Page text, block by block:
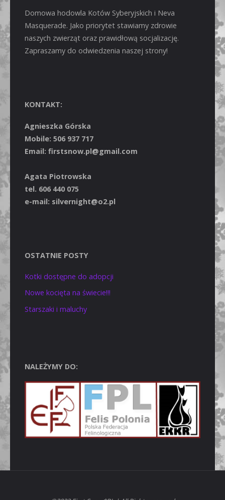
Domowa hodowla Kotów Syberyjskich i Neva
Masquerade. Jako priorytet stawiamy zdrowie
naszych zwierząt oraz prawidłową socjalizację.
Zapraszamy do odwiedzenia naszej strony!
KONTAKT:
Agnieszka Górska
Mobile: 506 937 717
Email: firstsnow.pl@gmail.com
Agata Piotrowska
tel. 606 440 075
e-mail: silvernight@o2.pl
OSTATNIE POSTY
Kotki dostępne do adopcji
Nowe kocięta na świecie!!!
Starszaki i maluchy
NALEŻYMY DO: